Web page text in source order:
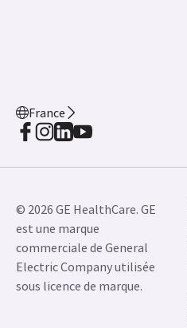
France
© 2026 GE HealthCare. GE
est une marque
commerciale de General
Electric Company utilisée
sous licence de marque.